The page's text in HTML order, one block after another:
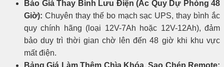
Báo Giá Thay Bình Lưu Điện (Ắc Quy Dự Phòng 48
Giờ): Chuyên thay thế bo mạch sạc UPS, thay bình ắc
quy chính hãng (loại 12V-7Ah hoặc 12V-12Ah), đảm
bảo duy trì thời gian chờ lên đến 48 giờ khi khu vực
mất điện.
Bảng Giá Làm Thêm Chìa Khóa, Sao Chép Remote: